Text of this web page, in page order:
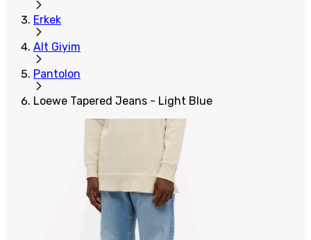
Erkek
Alt Giyim
Pantolon
Loewe Tapered Jeans - Light Blue